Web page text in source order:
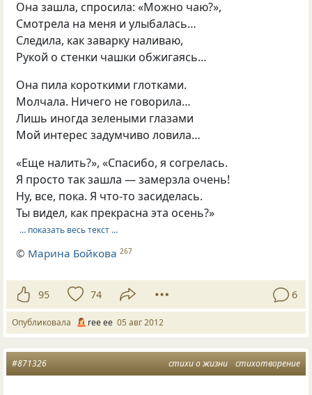
Она зашла, спросила: «Можно чаю?»,
Смотрела на меня и улыбалась…
Следила, как заварку наливаю,
Рукой о стенки чашки обжигаясь…
Она пила короткими глотками.
Молчала. Ничего не говорила…
Лишь иногда зелеными глазами
Мой интерес задумчиво ловила…
«Еще налить?», «Спасибо, я согрелась.
Я просто так зашла — замерзла очень!
Ну, все, пока. Я что-то засиделась.
Ты видел, как прекрасна эта осень?»
… показать весь текст …
© Марина Бойкова 267
95 74 6
Опубликовала ree ee 05 авг 2012
стихи о жизни стихотворение
#871326